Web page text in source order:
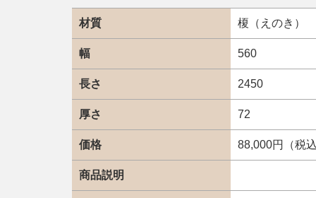
材質 榎（えのき）
幅 560
長さ 2450
厚さ 72
価格 88,000円（税
商品説明